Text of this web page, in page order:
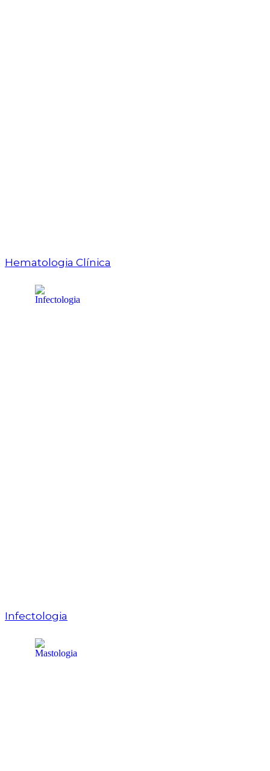
Hematologia Clínica
Infectologia